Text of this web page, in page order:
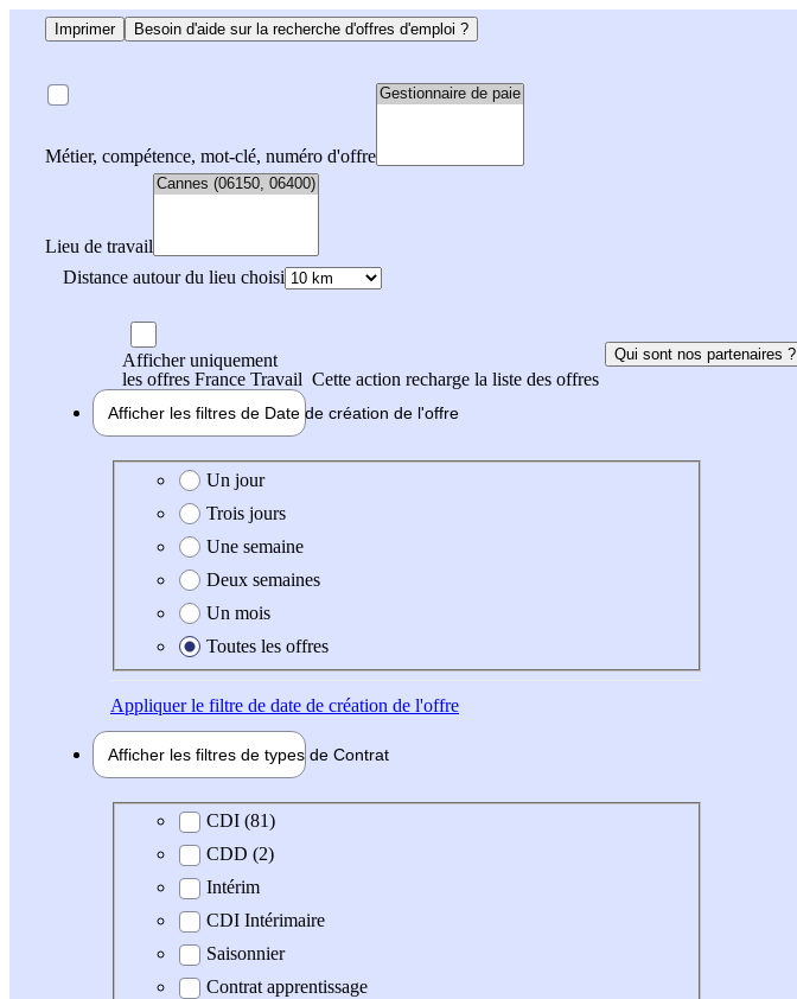
Imprimer Besoin d'aide sur la recherche d'offres d'emploi ?
Métier, compétence, mot-clé, numéro d'offre
Lieu de travail
Distance autour du lieu choisi
Afficher uniquement
les offres France Travail Cette action recharge la liste des offres
Qui sont nos partenaires ?
Afficher les filtres de Date de création de l'offre
Date de création de l'offre
Un jour
Trois jours
Une semaine
Deux semaines
Un mois
Toutes les offres
Appliquerle filtre de date de création de l'offre
Afficher les filtres de types de Contrat
Type de contratCDI (81)
CDD (2)
Intérim
CDI Intérimaire
Saisonnier
Contrat apprentissage